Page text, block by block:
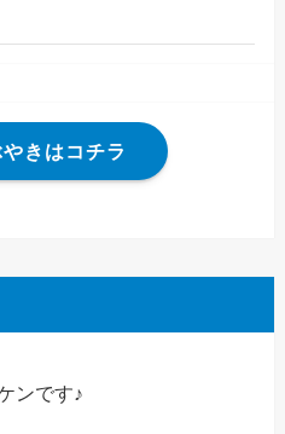
きはコチラ
ンです♪